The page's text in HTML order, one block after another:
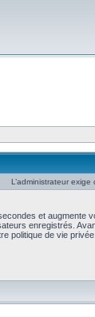
L’administrateur
et augmente
enregistrés.
politique de vie